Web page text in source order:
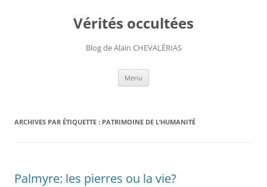
Vérités occultées
Blog de Alain CHEVALÉRIAS
Menu
ARCHIVES PAR ÉTIQUETTE : PATRIMOINE DE L’HUMANITÉ
Palmyre: les pierres ou la vie?